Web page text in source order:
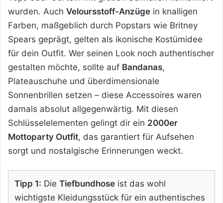
wurden. Auch Veloursstoff-Anzüge in knalligen
Farben, maßgeblich durch Popstars wie Britney
Spears geprägt, gelten als ikonische Kostümidee
für dein Outfit. Wer seinen Look noch authentischer
gestalten möchte, sollte auf Bandanas,
Plateauschuhe und überdimensionale
Sonnenbrillen setzen – diese Accessoires waren
damals absolut allgegenwärtig. Mit diesen
Schlüsselelementen gelingt dir ein 2000er
Mottoparty Outfit, das garantiert für Aufsehen
sorgt und nostalgische Erinnerungen weckt.
Tipp 1: Die Tiefbundhose ist das wohl
wichtigste Kleidungsstück für ein authentisches